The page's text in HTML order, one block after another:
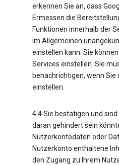
erkennen Sie an, dass
Ermessen die
Funktionen innerhalb der
im Allgemeinen
einstellen kann. Sie
Services einstellen. Sie
benachrichtigen, wenn Sie
einstellen.
4.4 Sie bestätigen und
daran gehindert sein
Nutzerkontodaten oder
Nutzerkonto enthaltene
den Zugang zu Ihrem